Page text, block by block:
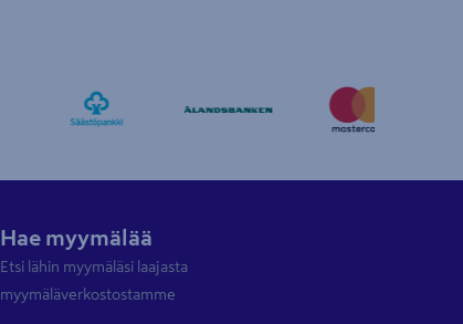
Hae myymälää
Etsi lähin myymäläsi laajasta
myymäläverkostostamme